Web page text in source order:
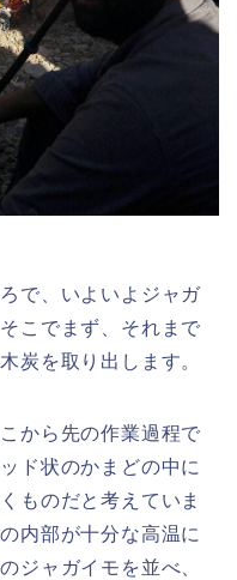
で、いよいよジャガ
こでまず、それまで
炭を取り出します。
から先の作業過程で
ド状のかまどの中に
ものだと考えていま
内部が十分な高温に
ジャガイモを並べ、